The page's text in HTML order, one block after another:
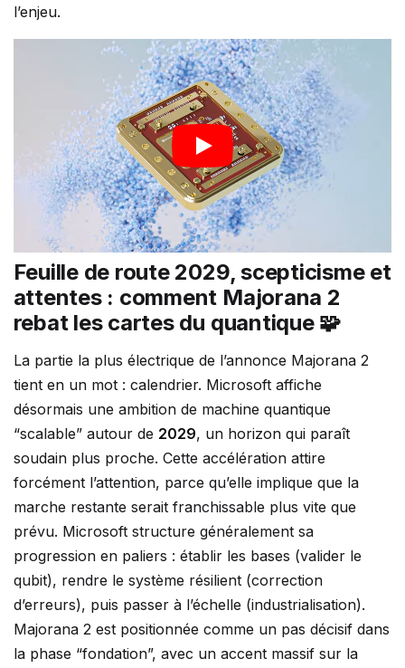
l’enjeu.
Feuille de route 2029, scepticisme et
attentes : comment Majorana 2
rebat les cartes du quantique 🧩
La partie la plus électrique de l’annonce Majorana 2
tient en un mot : calendrier. Microsoft affiche
désormais une ambition de machine quantique
“scalable” autour de 2029, un horizon qui paraît
soudain plus proche. Cette accélération attire
forcément l’attention, parce qu’elle implique que la
marche restante serait franchissable plus vite que
prévu. Microsoft structure généralement sa
progression en paliers : établir les bases (valider le
qubit), rendre le système résilient (correction
d’erreurs), puis passer à l’échelle (industrialisation).
Majorana 2 est positionnée comme un pas décisif dans
la phase “fondation”, avec un accent massif sur la